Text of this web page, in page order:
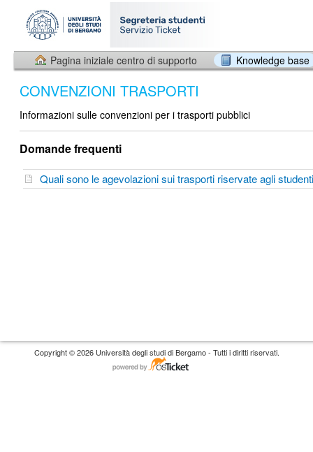
Pagina iniziale centro di supporto Knowledge base
CONVENZIONI TRASPORTI
Informazioni sulle convenzioni per i trasporti pubblici
Domande frequenti
Quali sono le agevolazioni sui trasporti riservate agli
Copyright © 2026 Università degli studi di Bergamo - Tutti i diritti riservati.